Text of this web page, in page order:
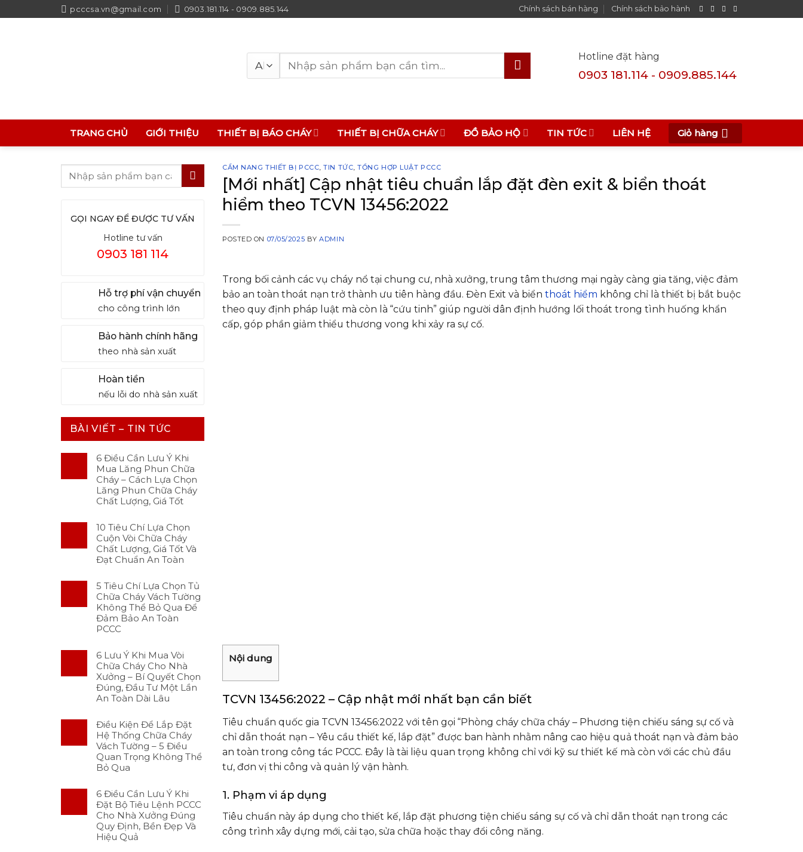
to
pcccsa.vn@gmail.com 0903.181.114 - 0909.885.144 Chính sách bán hàng Chính sách bảo hành
Tìm
kiếm:
Hotline đặt hàng
0903 181.114 - 0909.885.144
TRANG CHỦ GIỚI THIỆU THIẾT BỊ BÁO CHÁY THIẾT BỊ CHỮA CHÁY ĐỒ BẢO HỘ TIN TỨC LIÊN HỆ Giỏ hàng
GỌI NGAY ĐỂ ĐƯỢC TƯ VẤN
Hotline tư vấn
0903 181 114
Hỗ trợ phí vận chuyển
cho công trình lớn
Bảo hành chính hãng
theo nhà sản xuất
Hoàn tiền
nếu lỗi do nhà sản xuất
BÀI VIẾT – TIN TỨC
6 Điều Cần Lưu Ý Khi
Mua Lăng Phun Chữa
Cháy – Cách Lựa Chọn
Lăng Phun Chữa Cháy
Chất Lượng, Giá Tốt
10 Tiêu Chí Lựa Chọn
Cuộn Vòi Chữa Cháy
Chất Lượng, Giá Tốt Và
Đạt Chuẩn An Toàn
5 Tiêu Chí Lựa Chọn Tủ
Chữa Cháy Vách Tường
Không Thể Bỏ Qua Để
Đảm Bảo An Toàn
PCCC
6 Lưu Ý Khi Mua Vòi
Chữa Cháy Cho Nhà
Xưởng – Bí Quyết Chọn
Đúng, Đầu Tư Một Lần
An Toàn Dài Lâu
Điều Kiện Để Lắp Đặt
Hệ Thống Chữa Cháy
Vách Tường – 5 Điều
Quan Trọng Không Thể
Bỏ Qua
6 Điều Cần Lưu Ý Khi
Đặt Bộ Tiêu Lệnh PCCC
Cho Nhà Xưởng Đúng
Quy Định, Bền Đẹp Và
Hiệu Quả
CẨM NANG THIẾT BỊ PCCC,TIN TỨC,TỔNG HỢP LUẬT PCCC
[Mới nhất] Cập nhật tiêu chuẩn lắp đặt đèn exit & biển thoát
hiểm theo TCVN 13456:2022
POSTED ON 07/05/2025 BYADMIN
Trong bối cảnh các vụ cháy nổ tại chung cư, nhà xưởng, trung tâm thương mại ngày càng gia tăng, việc đảm
bảo an toàn thoát nạn trở thành ưu tiên hàng đầu. Đèn Exit và biển thoát hiểm không chỉ là thiết bị bắt buộc
theo quy định pháp luật mà còn là “cứu tinh” giúp người dân định hướng lối thoát trong tình huống khẩn
cấp, góp phần giảm thiểu thương vong khi xảy ra sự cố.
Nội dung
TCVN 13456:2022 – Cập nhật mới nhất bạn cần biết
Tiêu chuẩn quốc gia TCVN 13456:2022 với tên gọi “Phòng cháy chữa cháy – Phương tiện chiếu sáng sự cố và
chỉ dẫn thoát nạn – Yêu cầu thiết kế, lắp đặt” được ban hành nhằm nâng cao hiệu quả thoát nạn và đảm bảo
an toàn trong công tác PCCC. Đây là tài liệu quan trọng không chỉ với kỹ sư thiết kế mà còn với các chủ đầu
tư, đơn vị thi công và quản lý vận hành.
1. Phạm vi áp dụng
Tiêu chuẩn này áp dụng cho thiết kế, lắp đặt phương tiện chiếu sáng sự cố và chỉ dẫn thoát nạn trong các
công trình xây dựng mới, cải tạo, sửa chữa hoặc thay đổi công năng.